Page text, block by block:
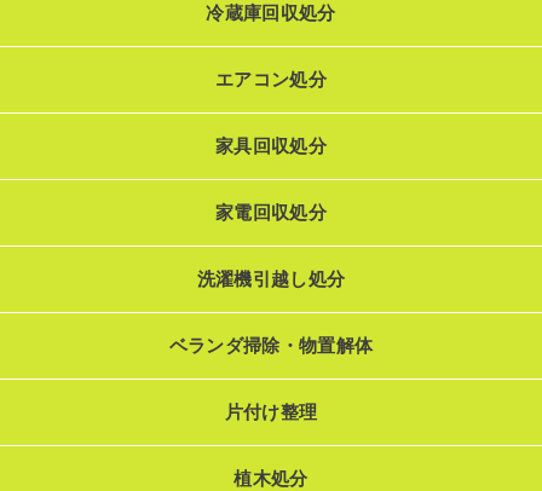
冷蔵庫回収処分
エアコン処分
家具回収処分
家電回収処分
洗濯機引越し処分
ベランダ掃除・物置解体
片付け整理
植木処分